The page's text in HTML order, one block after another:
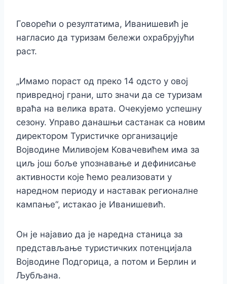
Говорећи о резултатима, Иванишевић је
нагласио да туризам бележи охрабрујући
раст.
„Имамо пораст од преко 14 одсто у овој
привредној грани, што значи да се туризам
враћа на велика врата. Очекујемо успешну
сезону. Управо данашњи састанак са новим
директором Туристичке организације
Војводине Миливојем Ковачевићем има за
циљ још боље упознавање и дефинисање
активности које ћемо реализовати у
наредном периоду и наставак регионалне
кампање“, истакао је Иванишевић.
Он је најавио да је наредна станица за
представљање туристичких потенцијала
Војводине Подгорица, а потом и Берлин и
Љубљана.